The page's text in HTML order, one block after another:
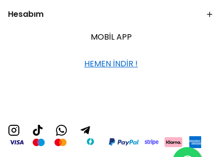
Hesabım
MOBİL APP
HEMEN İNDİR !